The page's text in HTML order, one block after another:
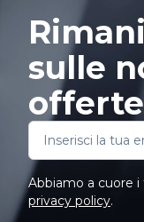
sulle
offerte
Abbiamo a cuore i
privacy policy.